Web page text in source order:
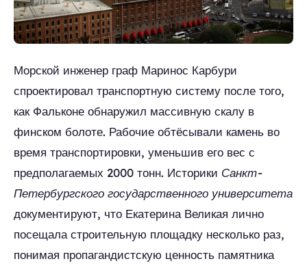
Морской инженер граф Маринос Карбури
спроектировал транспортную систему после того,
как Фальконе обнаружил массивную скалу в
финском болоте. Рабочие обтёсывали камень во
время транспортировки, уменьшив его вес с
предполагаемых 2000 тонн. Историки Санкт-
Петербургского государственного университета
документируют, что Екатерина Великая лично
посещала строительную площадку несколько раз,
понимая пропагандистскую ценность памятника